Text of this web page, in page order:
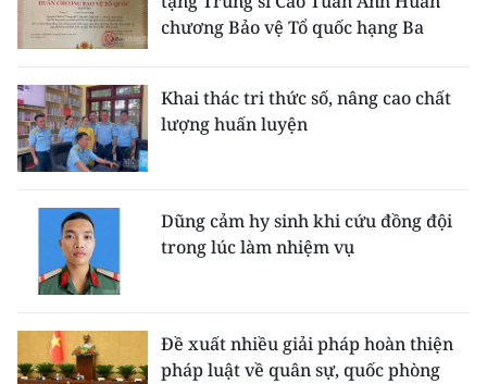
chương Bảo vệ Tổ quốc hạng Ba
Khai thác tri thức số, nâng cao chất
lượng huấn luyện
Dũng cảm hy sinh khi cứu đồng đội
trong lúc làm nhiệm vụ
Đề xuất nhiều giải pháp hoàn thiện
pháp luật về quân sự, quốc phòng